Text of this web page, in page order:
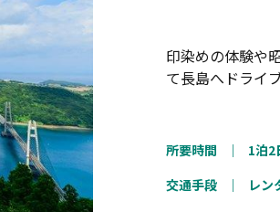
印染めの体験や
て長島へドライ
所要時間 ｜
1泊2
交通手段
｜ レン